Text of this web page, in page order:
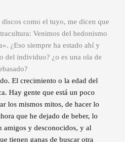
como el tuyo, me dicen que
Venimos del hedonismo
¿Eso siempre ha estado ahí y
del individuo? ¿o es una ola de
El crecimiento o la edad del
Hay gente que está un poco
los mismos mitos, de hacer lo
que he dejado de beber, lo
amigos y desconocidos, y al
tienen ganas de buscar otra